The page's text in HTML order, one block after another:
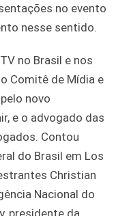
no evento
nesse sentido.
no Brasil e nos
Comitê de Mídia e
novo
e o advogado das
Contou
do Brasil em Los
Christian
Nacional do
presidente da